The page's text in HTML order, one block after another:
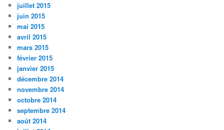
juillet 2015
juin 2015
mai 2015
avril 2015
mars 2015
février 2015
janvier 2015
décembre 2014
novembre 2014
octobre 2014
septembre 2014
août 2014